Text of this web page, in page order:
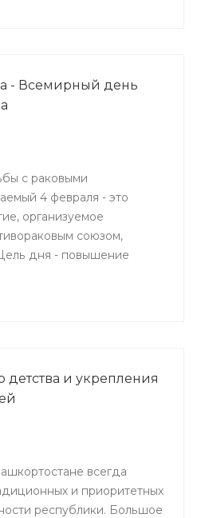
- Всемирный день
с раковыми
4 февраля - это
организуемое
союзом,
дня - повышение
их
детства и укрепления
всегда
и приоритетных
республики. Большое